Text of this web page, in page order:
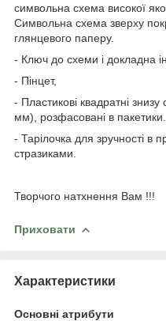
символьна схема високої
Символьна схема зверху
глянцевого паперу.
- Ключ до схеми і докладна
- Пінцет,
- Пластикові квадратні
мм), розфасовані в пакетики.
- Тарілочка для зручності в
стразиками.
Творчого натхнення Вам !!!
Приховати
Характеристики
Основні атрибути